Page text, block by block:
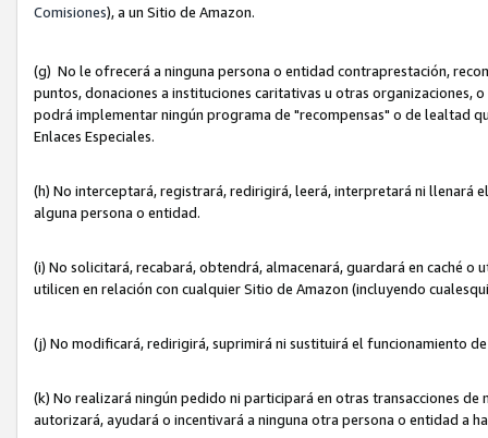
Comisiones), a un Sitio de Amazon.
(g) No le ofrecerá a ninguna persona o entidad contraprestación,
puntos, donaciones a instituciones caritativas u otras organizaciones,
podrá implementar ningún programa de "recompensas" o de lealtad
Enlaces Especiales.
(h) No interceptará, registrará, redirigirá, leerá, interpretará ni
alguna persona o entidad.
(i) No solicitará, recabará, obtendrá, almacenará, guardará en caché
utilicen en relación con cualquier Sitio de Amazon (incluyendo
(j) No modificará, redirigirá, suprimirá ni sustituirá el funcionamiento
(k) No realizará ningún pedido ni participará en otras transacciones
autorizará, ayudará o incentivará a ninguna otra persona o entidad a